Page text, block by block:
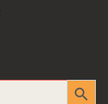
Search Button